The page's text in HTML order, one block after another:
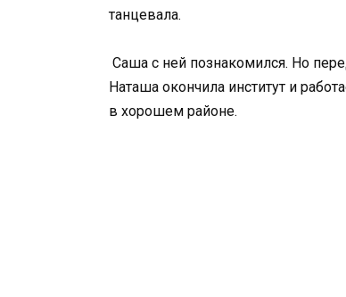
танцевала.
Саша с ней познакомился. Но
Наташа окончила институт и
в хорошем районе.